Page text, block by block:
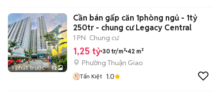
1 phút trước 12
Cần bán gấp căn 1phòng ngủ - 1tỷ
250tr - chung cư Legacy Central
1 PN Chung cư
1,25 tỷ 30 tr/m² 42 m²
Phường Thuận Giao
Tấn Kiệt 1.0